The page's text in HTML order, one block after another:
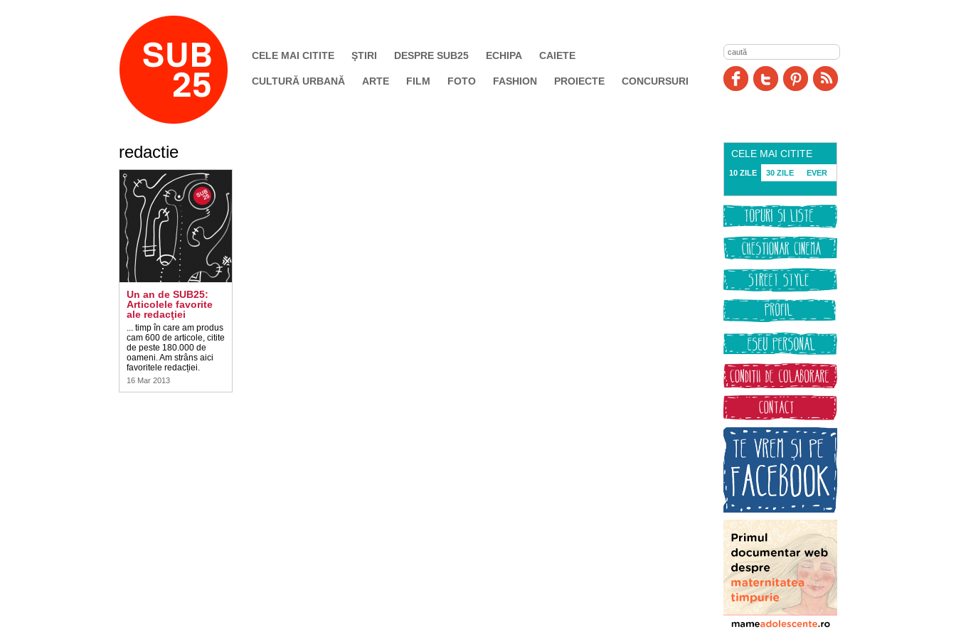
CELE MAI CITITE ŞTIRI DESPRE SUB25 ECHIPA CAIETE
CULTURĂ URBANĂ ARTE FILM FOTO FASHION PROIECTE CONCURSURI
redactie
Un an de SUB25:
Articolele favorite
ale redacţiei
... timp în care am produs
cam 600 de articole, citite
de peste 180.000 de
oameni. Am strâns aici
favoritele redacției.
16 Mar 2013
CELE MAI CITITE
10 ZILE 30 ZILE EVER